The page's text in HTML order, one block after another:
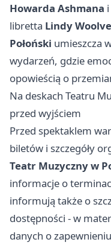
Howarda Ashmana i
libretta Lindy
Połoński umieszcza
wydarzeń, gdzie
opowieścią o
Na deskach Teatru
przed wyjściem
Przed spektaklem
biletów i szczegóły
Teatr Muzyczny w
informacje o
informują także o
dostępności - w
danych o